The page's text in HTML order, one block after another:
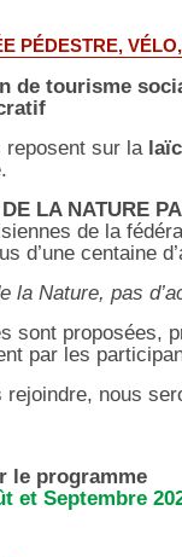
PÉDESTRE,
de tourisme
reposent sur la
LA NATURE
de la
d’une centaine
la Nature, pas
sont proposées,
par les
rejoindre, nous
le programme
et Septembre